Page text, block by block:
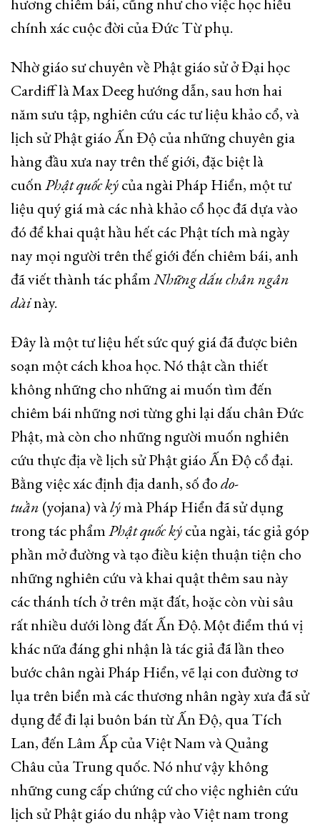
chính xác cuộc đời của Đức Từ phụ.
Nhờ giáo sư chuyên về Phật giáo sử ở Đại học
Cardiff là Max Deeg hướng dẫn, sau hơn hai
năm sưu tập, nghiên cứu các tư liệu khảo cổ, và
lịch sử Phật giáo Ấn Độ của những chuyên gia
hàng đầu xưa nay trên thế giới, đặc biệt là
cuốnPhật quốc kýcủa ngài Pháp Hiển, một tư
liệu quý giá mà các nhà khảo cổ học đã dựa vào
đó để khai quật hầu hết các Phật tích mà ngày
nay mọi người trên thế giới đến chiêm bái, anh
đã viết thành tác phẩmNhững dấu chân ngân
dàinày.
Đây là một tư liệu hết sức quý giá đã được biên
soạn một cách khoa học. Nó thật cần thiết
không những cho những ai muốn tìm đến
chiêm bái những nơi từng ghi lại dấu chân Đức
Phật, mà còn cho những người muốn nghiên
cứu thực địa về lịch sử Phật giáo Ấn Độ cổ đại.
Bằng việc xác định địa danh, số đodo-
tuần (yojana) vàlýmà Pháp Hiển đã sử dụng
trong tác phẩmPhật quốc kýcủa ngài, tác giả góp
phần mở đường và tạo điều kiện thuận tiện cho
những nghiên cứu và khai quật thêm sau này
các thánh tích ở trên mặt đất, hoặc còn vùi sâu
rất nhiều dưới lòng đất Ấn Độ. Một điểm thú vị
khác nữa đáng ghi nhận là tác giả đã lần theo
bước chân ngài Pháp Hiển, vẽ lại con đường tơ
lụa trên biển mà các thương nhân ngày xưa đã sử
dụng để đi lại buôn bán từ Ấn Độ, qua Tích
Lan, đến Lâm Ấp của Việt Nam và Quảng
Châu của Trung quốc. Nó như vậy không
những cung cấp chứng cứ cho việc nghiên cứu
lịch sử Phật giáo du nhập vào Việt nam trong